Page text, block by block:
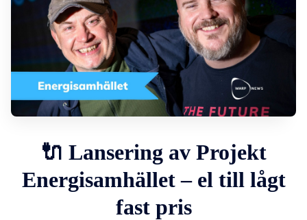
🔌 Lansering av Projekt
Energisamhället – el till lågt
fast pris